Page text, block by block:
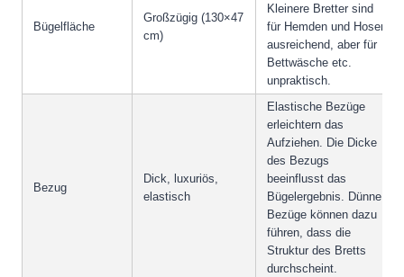
Bügelfläche
Großzügig (130×47
cm)
Kleinere Bretter sind
für Hemden und Hosen
ausreichend, aber für
Bettwäsche etc.
unpraktisch.
Bezug
Dick, luxuriös,
elastisch
Elastische Bezüge
erleichtern das
Aufziehen. Die Dicke
des Bezugs
beeinflusst das
Bügelergebnis. Dünne
Bezüge können dazu
führen, dass die
Struktur des Bretts
durchscheint.